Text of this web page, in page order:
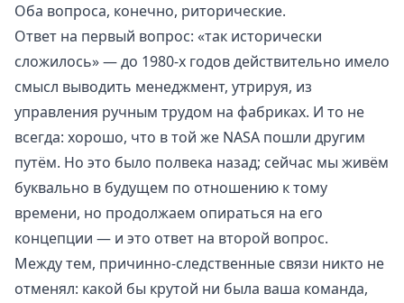
Оба вопроса, конечно, риторические.
Ответ на первый вопрос: «так исторически
сложилось» — до 1980-х годов действительно имело
смысл выводить менеджмент, утрируя, из
управления ручным трудом на фабриках. И то не
всегда: хорошо, что в той же NASA пошли другим
путём. Но это было полвека назад; сейчас мы живём
буквально в будущем по отношению к тому
времени, но продолжаем опираться на его
концепции — и это ответ на второй вопрос.
Между тем, причинно-следственные связи никто не
отменял: какой бы крутой ни была ваша команда,